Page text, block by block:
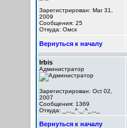
Зарегистрирован: Mar 31,
2009
Сообщения: 25
Откуда: Омск
Вернуться к началу
Irbis
Администратор
Зарегистрирован: Oct 02,
2007
Сообщения: 1369
Откуда: _,,,_^._.^_,,,_
Вернуться к началу